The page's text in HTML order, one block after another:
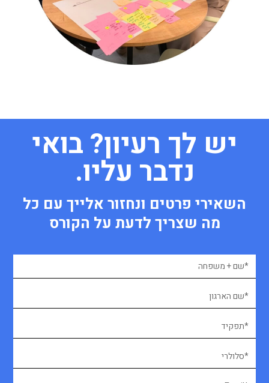
יש לך רעיון? בואי
נדבר עליו.
השאירי פרטים ונחזור אלייך עם כל
מה שצריך לדעת על הקורס